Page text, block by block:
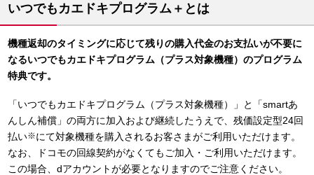
いつでもカエドキプログラム＋とは
機種返却のタイミングに応じて残りの購入代金のお支払いが不要に
なるいつでもカエドキプログラム（プラス対象機種）のプログラム
特典です。
「いつでもカエドキプログラム（プラス対象機種）」と「smartあ
んしん補償」の両方に加入および継続したうえで、残価設定型24回
払い※にて対象機種を購入されるお客さまがご利用いただけます。
なお、ドコモの回線契約がなくてもご加入・ご利用いただけます。
この場合、dアカウントが必要となりますのでご注意ください。